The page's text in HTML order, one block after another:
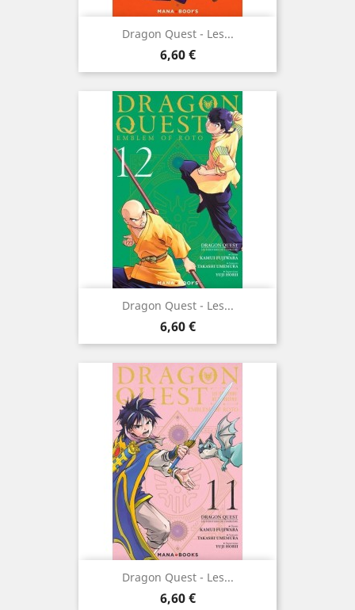
Dragon Quest - Les...
Prix
6,60 €
Dragon Quest - Les...
Prix
6,60 €
Dragon Quest - Les...
Prix
6,60 €